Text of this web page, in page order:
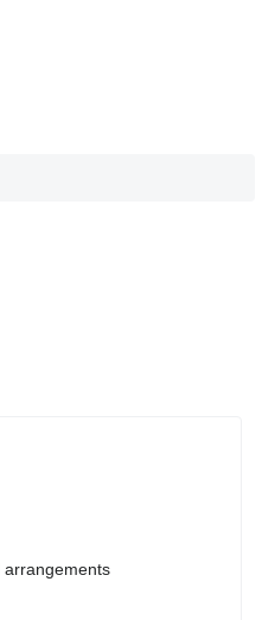
arrangements